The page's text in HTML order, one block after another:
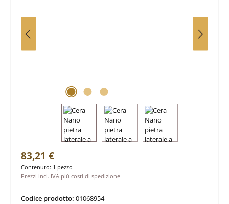
Prezzo normale:
83,21 €
Contenuto: 1 pezzo
Prezzi incl. IVA più costi di spedizione
Codice prodotto: 01068954